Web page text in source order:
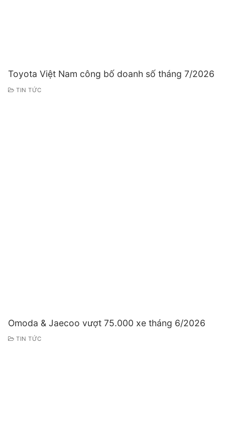
Toyota Việt Nam công bố doanh số tháng 7/2026
TIN TỨC
Omoda & Jaecoo vượt 75.000 xe tháng 6/2026
TIN TỨC